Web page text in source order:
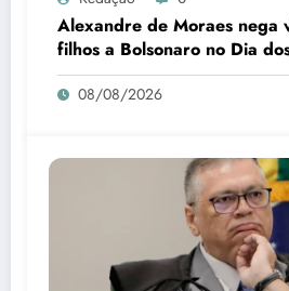
Alexandre de Moraes nega
filhos a Bolsonaro no Dia
08/08/2026